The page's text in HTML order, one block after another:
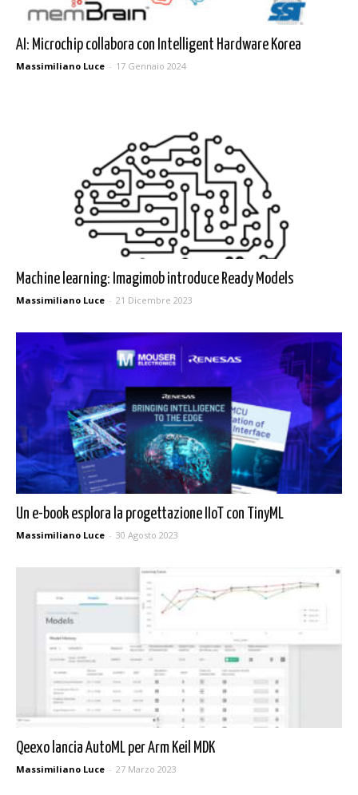
AI: Microchip collabora con Intelligent Hardware Korea
Massimiliano Luce - 17 Gennaio 2024
Machine learning: Imagimob introduce Ready Models
Massimiliano Luce - 21 Dicembre 2023
Un e-book esplora la progettazione IIoT con TinyML
Massimiliano Luce - 30 Agosto 2023
Qeexo lancia AutoML per Arm Keil MDK
Massimiliano Luce - 27 Marzo 2023